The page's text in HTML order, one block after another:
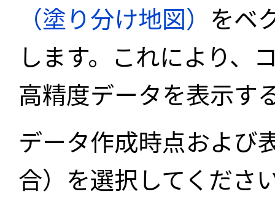
（塗り分け地図） をベ
します。これにより、
高精度データを表示す
データ作成時点および
合）を選択してくださ